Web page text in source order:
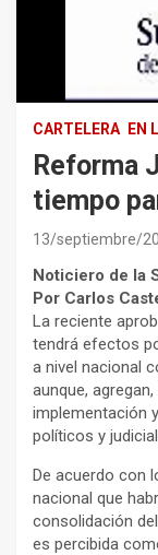
CARTELERA EN
Reforma
tiempo
13/septiembre/
Noticiero de la
Por Carlos
La reciente
tendrá efectos
a nivel nacional
aunque,
implementación
políticos y
De acuerdo con
nacional que
consolidación
es percibida